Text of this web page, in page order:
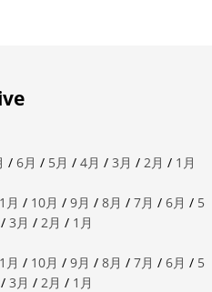
/ 6月 / 5月 / 4月 / 3月 / 2月 / 1月
月 / 10月 / 9月 / 8月 / 7月 / 6月 / 5
/ 3月 / 2月 / 1月
月 / 10月 / 9月 / 8月 / 7月 / 6月 / 5
/ 3月 / 2月 / 1月